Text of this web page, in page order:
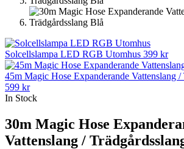
Solcellslampa LED RGB Utomhus 399 kr
45m Magic Hose Expanderande Vattenslang /
599 kr
In Stock
30m Magic Hose
Vattenslang /